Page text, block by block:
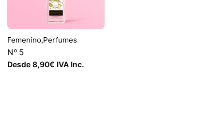
Femenino,Perfumes
Nº 5
Desde 8,90€ IVA Inc.